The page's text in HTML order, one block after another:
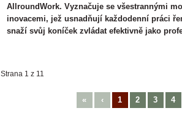
AllroundWork. Vyznačuje se všestrannými
inovacemi, jež usnadňují každodenní práci
snaží svůj koníček zvládat efektivně jako
Strana 1 z 11
« ‹ 1 2 3 4